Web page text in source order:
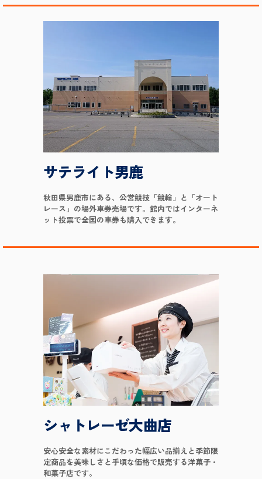
サテライト男鹿
秋田県男鹿市にある、公営競技「競輪」と「オート
レース」の場外車券売場です。館内ではインターネ
ット投票で全国の車券も購入できます。
シャトレーゼ大曲店
安心安全な素材にこだわった幅広い品揃えと季節限
定商品を美味しさと手頃な価格で販売する洋菓子・
和菓子店です。